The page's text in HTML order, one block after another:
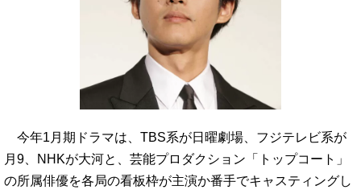
今年1月期ドラマは、TBS系が日曜劇場、フジテレビ系が
月9、NHKが大河と、芸能プロダクション「トップコート」
の所属俳優を各局の看板枠が主演か番手でキャスティングし